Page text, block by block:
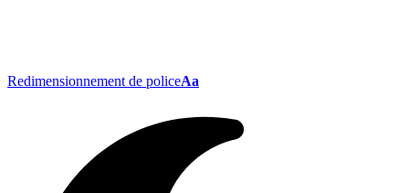
Redimensionnement de policeAa